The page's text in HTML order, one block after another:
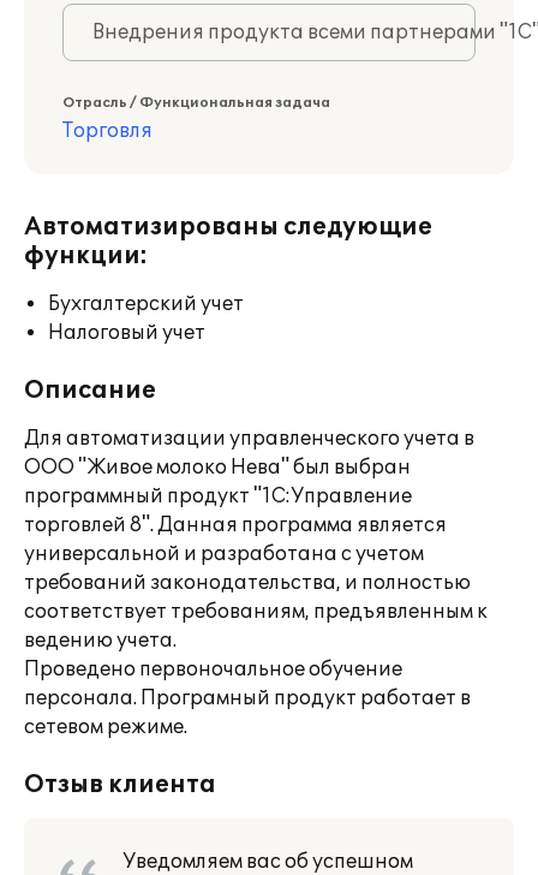
Внедрения продукта всеми партнерами
Отрасль / Функциональная задача
Торговля
Автоматизированы следующие
функции:
Бухгалтерский учет
Налоговый учет
Описание
Для автоматизации управленческого учета в
ООО "Живое молоко Нева" был выбран
программный продукт "1С:Управление
торговлей 8". Данная программа является
универсальной и разработана с учетом
требований законодательства, и полностью
соответствует требованиям, предъявленным к
ведению учета.
Проведено первоночальное обучение
персонала. Програмный продукт работает в
сетевом режиме.
Отзыв клиента
Уведомляем вас об успешном